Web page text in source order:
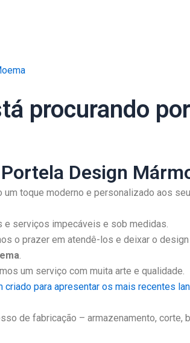
procurando
Design
toque moderno e personalizado aos
serviços impecáveis e sob medidas.
o prazer em atendê-los e deixar o
.
um serviço com muita arte e qualidade.
para apresentar os mais recentes
de fabricação – armazenamento, corte,